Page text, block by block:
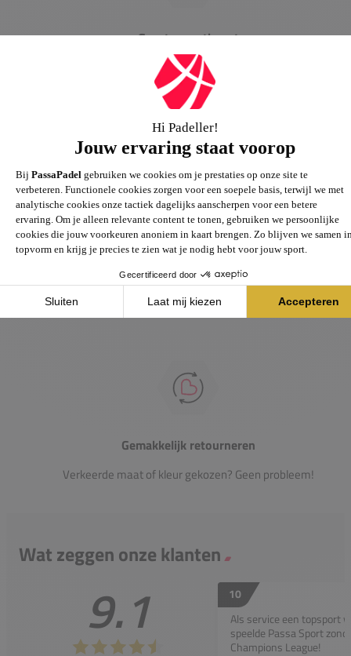
Groot assortiment
Gigantisch assortiment met meer dan 21.000+
artikelen
Passie voor de sport
Heb je vragen over onze producten? Onze specialisten
helpen je graag verder.
Gemakkelijk retourneren
Verkeerde maat of kleur gekozen? Geen probleem!
Wat zeggen onze klanten
9.1
10
Als service een topsport
speelde Passa Sport
Champions League!